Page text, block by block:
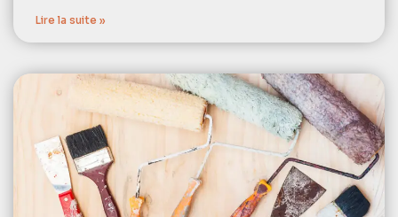
Lire la suite »